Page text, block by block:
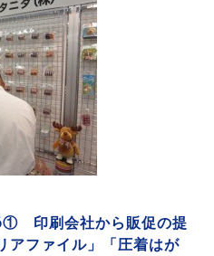
印刷会社から販促の提
ファイル」「圧着はが